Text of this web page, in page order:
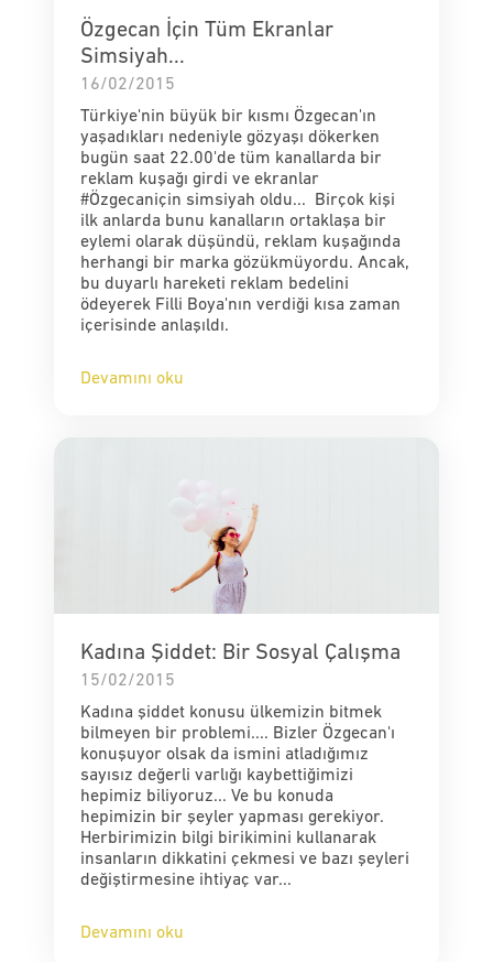
Özgecan İçin Tüm Ekranlar
Simsiyah...
16/02/2015
Türkiye'nin büyük bir kısmı Özgecan'ın
yaşadıkları nedeniyle gözyaşı dökerken
bugün saat 22.00'de tüm kanallarda bir
reklam kuşağı girdi ve ekranlar
#Özgecaniçin simsiyah oldu... Birçok kişi
ilk anlarda bunu kanalların ortaklaşa bir
eylemi olarak düşündü, reklam kuşağında
herhangi bir marka gözükmüyordu. Ancak,
bu duyarlı hareketi reklam bedelini
ödeyerek Filli Boya'nın verdiği kısa zaman
içerisinde anlaşıldı.
Devamını oku
Kadına Şiddet: Bir Sosyal Çalışma
15/02/2015
Kadına şiddet konusu ülkemizin bitmek
bilmeyen bir problemi.... Bizler Özgecan'ı
konuşuyor olsak da ismini atladığımız
sayısız değerli varlığı kaybettiğimizi
hepimiz biliyoruz... Ve bu konuda
hepimizin bir şeyler yapması gerekiyor.
Herbirimizin bilgi birikimini kullanarak
insanların dikkatini çekmesi ve bazı şeyleri
değiştirmesine ihtiyaç var...
Devamını oku